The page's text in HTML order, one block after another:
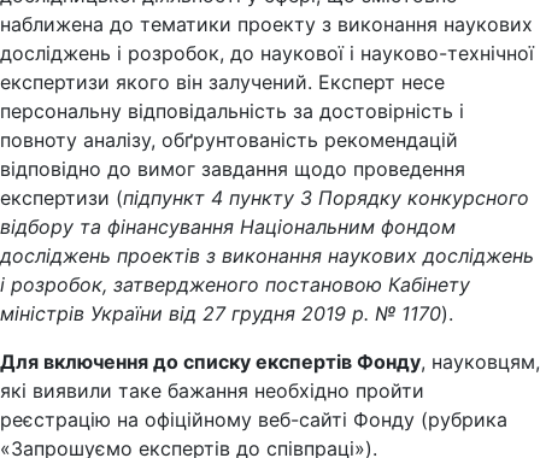
наближена до тематики проекту з виконання наукових
досліджень і розробок, до наукової і науково-технічної
експертизи якого він залучений. Експерт несе
персональну відповідальність за достовірність і
повноту аналізу, обґрунтованість рекомендацій
відповідно до вимог завдання щодо проведення
експертизи (підпункт 4 пункту 3 Порядку конкурсного
відбору та фінансування Національним фондом
досліджень проектів з виконання наукових досліджень
і розробок, затвердженого постановою Кабінету
міністрів України від 27 грудня 2019 р. № 1170).
Для включення до списку експертів Фонду, науковцям,
які виявили таке бажання необхідно пройти
реєстрацію на офіційному веб-сайті Фонду (рубрика
«Запрошуємо експертів до співпраці»).